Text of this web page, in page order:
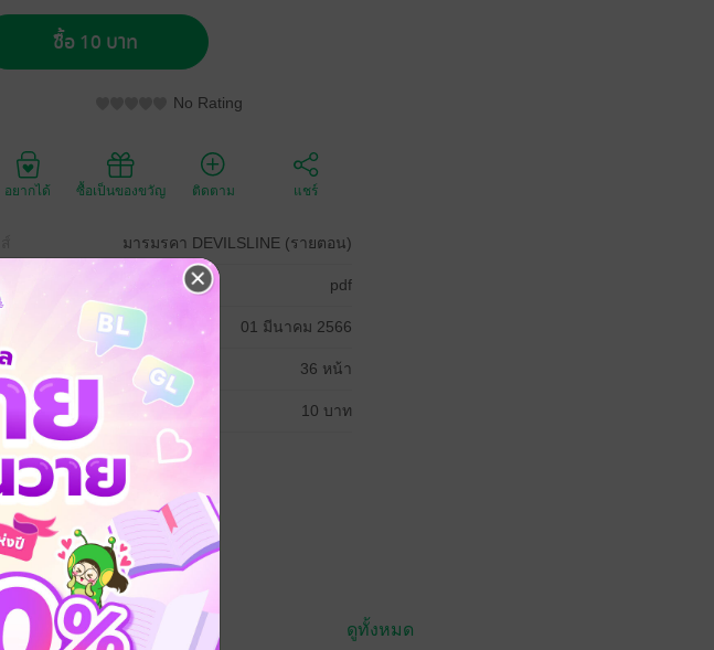
ซื้อ 10 บาท
No Rating
อยากได้ ซื้อเป็นของขวัญ ติดตาม แชร์
มารมรคา DEVILSLINE (รายตอน)
เภทไฟล์ pdf
วางขาย 01 มีนาคม 2566
มยาว 36 หน้า
คาปก 10 บาท
ดูทั้งหมด